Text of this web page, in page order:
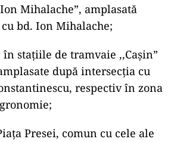
Mihalache”, amplasată
bd. Ion Mihalache;
în stațiile de tramvaie ,,Caşin”
după intersecţia cu
respectiv în zona
Presei, comun cu cele ale